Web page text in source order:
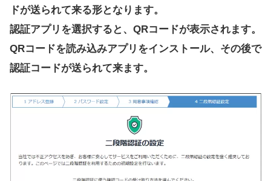
ドが送られて来る形となります。
認証アプリを選択すると、QRコードが表示されます。
QRコードを読み込みアプリをインストール、その後で
認証コードが送られて来ます。